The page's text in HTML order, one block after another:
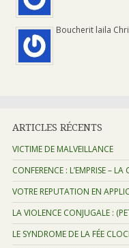
Boucherit laila
ARTICLES RÉCENTS
VICTIME DE MALVEILLANCE
CONFERENCE : L’EMPRISE –
VOTRE REPUTATION EN
LA VIOLENCE CONJUGALE :
LE SYNDROME DE LA FÉE